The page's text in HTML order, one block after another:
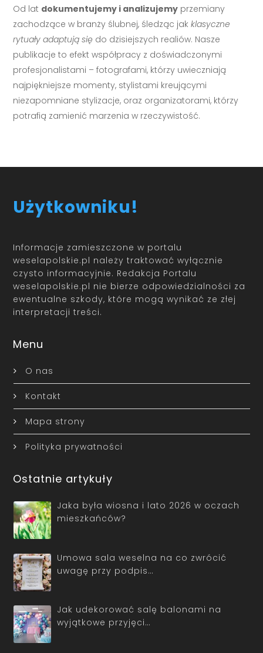
Od lat dokumentujemy i analizujemy przemiany
zachodzące w branży ślubnej, śledząc jakklasyczne
rytuały adaptują się do dzisiejszych realiów. Nasze
publikacje to efekt współpracy z doświadczonymi
profesjonalistami – fotografami, którzy uwieczniają
najpiękniejsze momenty, stylistami kreującymi
niezapomniane stylizacje, oraz organizatorami, którzy
potrafią zamienić marzenia w rzeczywistość.
Użytkowniku!
Informacje zamieszczone w portalu
weselapolskie.pl należy traktować wyłącznie
czysto informacyjnie. Redakcja Portalu
weselapolskie.pl nie bierze odpowiedzialności za
ewentualne szkody, które mogą wynikać ze złej
interpretacji treści.
Menu
O nas
Kontakt
Mapa strony
Polityka prywatności
Ostatnie artykuły
Jaka była wiosna i lato 2026 w oczach
mieszkańców?
Umowa sala weselna na co zwrócić
uwagę przy podpis…
Jak udekorować salę balonami na
wyjątkowe przyjęci…